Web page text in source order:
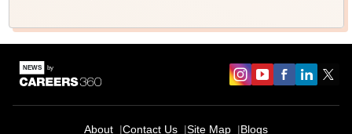
About Contact Us Site Map Blogs